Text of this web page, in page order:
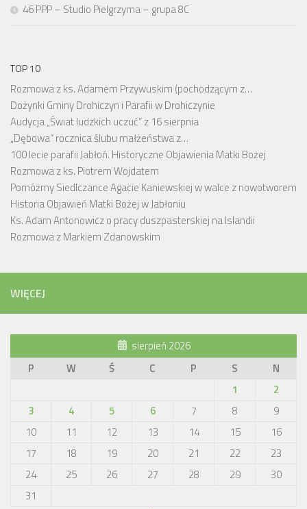
46 PPP – Studio Pielgrzyma – grupa 8C
TOP 10
Rozmowa z ks. Adamem Przywuskim (pochodzącym z…
Dożynki Gminy Drohiczyn i Parafii w Drohiczynie
Audycja „Świat ludzkich uczuć” z 16 sierpnia
„Dębowa” rocznica ślubu małżeństwa z…
100 lecie parafii Jabłoń. Historyczne Objawienia Matki Bożej
Rozmowa z ks. Piotrem Wojdatem
Pomóżmy Siedlczance Agacie Kaniewskiej w walce z nowotworem
Historia Objawień Matki Bożej w Jabłoniu
Ks. Adam Antonowicz o pracy duszpasterskiej na Islandii
Rozmowa z Markiem Zdanowskim
WIĘCEJ
sierpień 2026
P
W Ś C P S
N
1
2
3
4 5 6 7 8
9
10
11 12 13 14 15
16
17
18 19 20 21 22
23
24
25 26 27 28 29
30
31